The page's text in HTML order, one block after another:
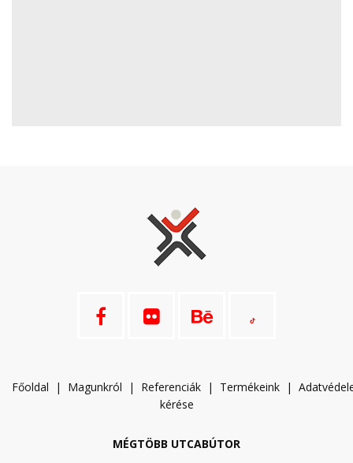
Főoldal | Magunkról | Referenciák | Termékeink | A
kérése
MÉGTÖBB UTCABÚTOR